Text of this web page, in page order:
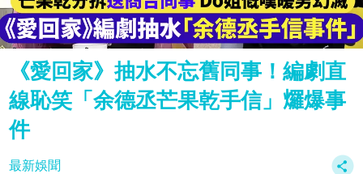
《愛回家》抽水不忘舊同事！編劇直
線恥笑「余德丞芒果乾手信」𤓓爆事
件
最新娛聞